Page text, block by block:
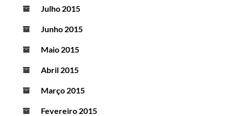
Julho 2015
Junho 2015
Maio 2015
Abril 2015
Março 2015
Fevereiro 2015